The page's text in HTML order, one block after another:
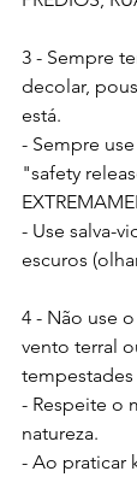
3 - Sempre
decolar,
está.
- Sempre
"safety
- Use salva-
escuros
4 - Não use
vento terral
- Respeite o
natureza.
- Ao praticar